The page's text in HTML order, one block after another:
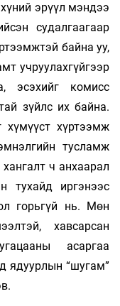
эрүүл мэндээ
судалгаагаар
байна уу,
учруулахгүйгээр
эсэхийг комисс
зүйлс их байна.
хүмүүст хүртээмж
тусламж
ч анхаарал
тухайд иргэнээс
горьгүй нь. Мөн
хавсарсан
асаргаа
ядуурлын “шугам”